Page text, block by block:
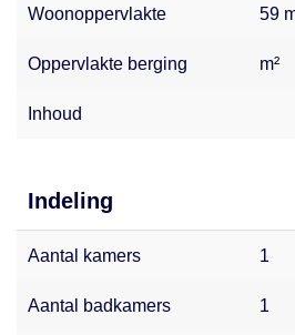
Woonoppervlakte 59
Oppervlakte berging m²
Inhoud
Indeling
Aantal kamers 1
Aantal badkamers 1